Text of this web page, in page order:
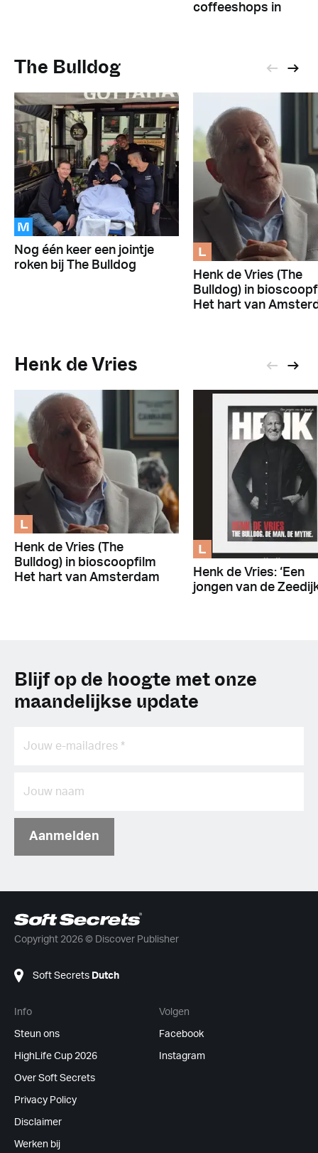
coffeeshops in
The Bulldog
M
Nog één keer een jointje
roken bij The Bulldog
L
Henk de Vries (The
Bulldog) in
Het hart van
Henk de Vries
L
Henk de Vries (The
Bulldog) in bioscoopfilm
Het hart van Amsterdam
L
Henk de Vries: ‘Een
jongen van de
Blijf op de hoogte met onze
maandelijkse update
Aanmelden
Copyright 2026 © Discover Publisher
Soft Secrets Dutch
Info
Steun ons
HighLife Cup 2026
Over Soft Secrets
Privacy Policy
Disclaimer
Werken bij
Volgen
Facebook
Instagram